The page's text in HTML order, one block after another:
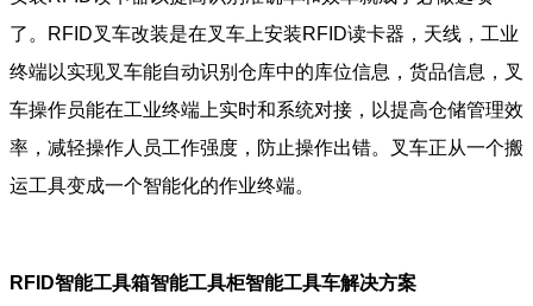
了。RFID叉车改装是在叉车上安装RFID读卡器，天线，工业
终端以实现叉车能自动识别仓库中的库位信息，货品信息，叉
车操作员能在工业终端上实时和系统对接，以提高仓储管理效
率，减轻操作人员工作强度，防止操作出错。叉车正从一个搬
运工具变成一个智能化的作业终端。
RFID智能工具箱智能工具柜智能工具车解决方案